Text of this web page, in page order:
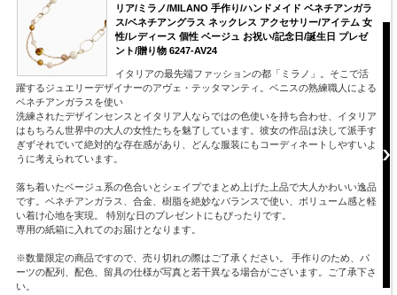
リア/ミラノ/MILANO 手作り/ハンドメイド ベネチアンガラ
ス/ベネチアングラス ネックレス アクセサリー/アイテム 女
性/レディース 個性 ベージュ お祝い/記念日/誕生日 プレゼ
ント/贈り物 6247-AV24
イタリアの最先端ファッションの都「ミラノ」。そこで活
躍するジュエリーデザイナーのアヴェ・テッタマンティ。ベニスの熟練職人による
ベネチアンガラスを使い
洗練されたデザインセンスとイタリア人ならではの色使いを持ち合わせ、イタリア
はもちろん世界中の大人の女性たちを魅了しています。彼女の作品は決して派手す
ぎずそれでいて絶対的な存在感があり、どんな服装にもコーディネートしやすいよ
うに考えられています。
落ち着いたベージュ系の色合いとシェイプでまとめ上げた上品で大人かわいい逸品
です。ベネチアンガラス、合金、樹脂を絶妙なバランスで使い、ボリューム感と軽
い着け心地を実現。 特別な日のプレゼントにもぴったりです。
専用の紙箱に入れてのお届けとなります。
※数量限定の商品ですので、売り切れの際はご了承ください。 手作りのため、パ
ーツの配列、配色、留具の仕様が写真と若干異なる場合がございます。ご了承下さ
い。